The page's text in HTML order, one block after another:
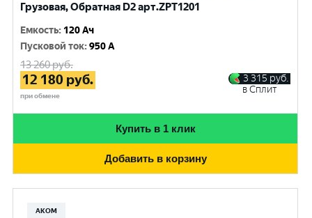
Грузовая, Обратная D2 арт.ZPT1201
Емкость: 120 Ач
Пусковой ток:950 A
13 260руб.
12 180 руб.
при обмене
3 315 руб.
в Сплит
Купить в 1 клик
Добавить в корзину
АКОМ